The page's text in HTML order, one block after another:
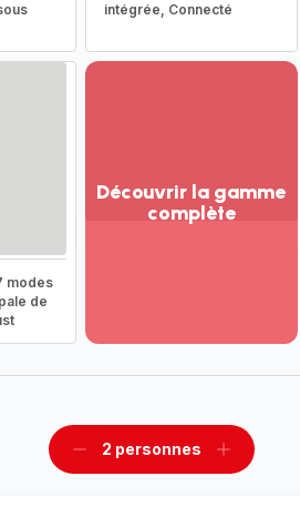
intégrée, Connecté
modes
de
Découvrir la gamme
complète
gamme
Supprimer
2 personnes
Ajouter